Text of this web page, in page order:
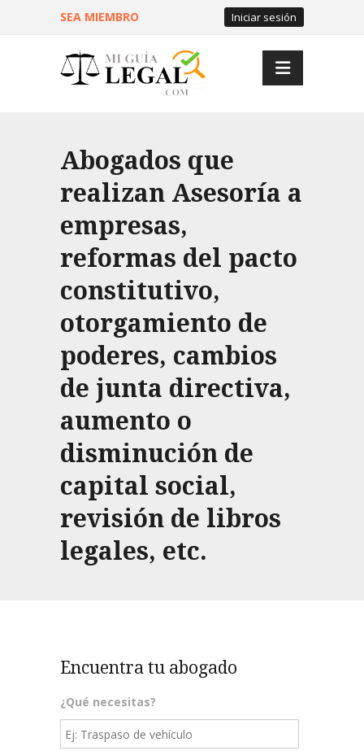
SEA MIEMBRO Iniciar sesión
Abogados que
realizan Asesoría a
empresas,
reformas del pacto
constitutivo,
otorgamiento de
poderes, cambios
de junta directiva,
aumento o
disminución de
capital social,
revisión de libros
legales, etc.
Encuentra tu abogado
¿Qué necesitas?